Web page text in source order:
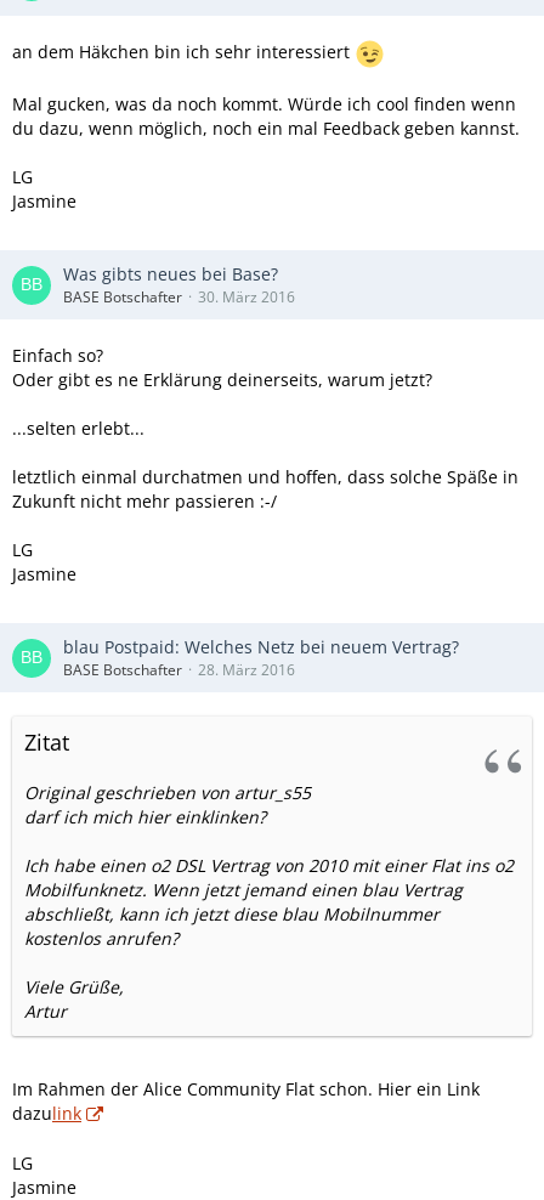
an dem Häkchen bin ich sehr interessiert
Mal gucken, was da noch kommt. Würde ich cool finden wenn
du dazu, wenn möglich, noch ein mal Feedback geben kannst.
LG
Jasmine
Was gibts neues bei Base?
BASE Botschafter 30. März 2016
Einfach so?
Oder gibt es ne Erklärung deinerseits, warum jetzt?
...selten erlebt...
letztlich einmal durchatmen und hoffen, dass solche Späße in
Zukunft nicht mehr passieren :-/
LG
Jasmine
blau Postpaid: Welches Netz bei neuem Vertrag?
BASE Botschafter 28. März 2016
Zitat
Original geschrieben von artur_s55
darf ich mich hier einklinken?
Ich habe einen o2 DSL Vertrag von 2010 mit einer Flat ins o2
Mobilfunknetz. Wenn jetzt jemand einen blau Vertrag
abschließt, kann ich jetzt diese blau Mobilnummer
kostenlos anrufen?
Viele Grüße,
Artur
Im Rahmen der Alice Community Flat schon. Hier ein Link
dazulink
LG
Jasmine